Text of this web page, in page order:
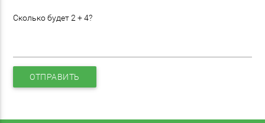
Сколько будет 2 + 4?
ОТПРАВИТЬ